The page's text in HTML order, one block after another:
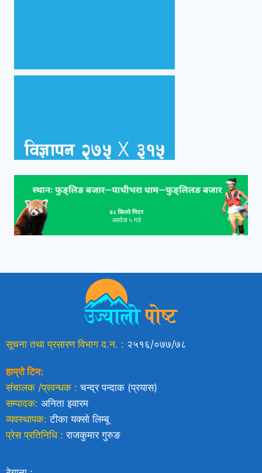
सूचना तथा प्रसारण विभाग द.न. : २५१६/०७७/७८
हाम्रो टिम:
संचालक /प्रवन्धक : चन्द्र पन्दाक (प्रयास)
सम्पादक: अनिता इवारम
व्यवस्थापक: टीका यक्साे लिम्बू
प्रेस प्रतिनिधि : राजकुमार गुरुङ